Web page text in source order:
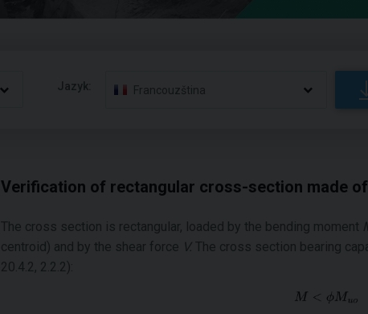
Jazyk: Francouzština
Verification of rectangular cross-section made
The cross section is rectangular, loaded by the bending moment
centroid) and by the shear force V. The cross section bearing
20.4.2, 2.2.2):